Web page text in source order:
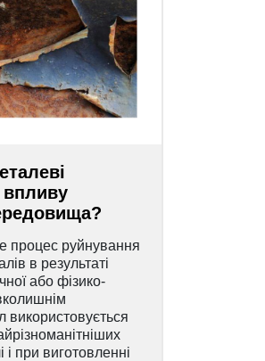
впливу
процес руйнування
в результаті
або фізико-
і при виготовленні